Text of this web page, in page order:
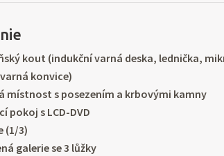
kout (indukční varná deska, lednička,
konvice)
místnost s posezením a krbovými kamny
pokoj s LCD-DVD
(1/3)
galerie se 3 lůžky